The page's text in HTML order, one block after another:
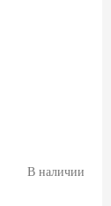
В наличии